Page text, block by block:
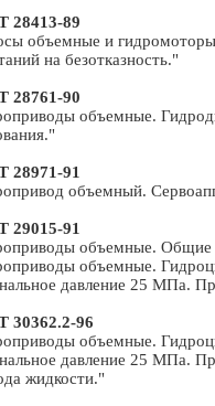
28413-89
объемные и
на безотказность."
28761-90
объемные.
28971-91
объемный.
29015-91
объемные.
объемные.
давление 25 МПа.
30362.2-96
объемные.
давление 25 МПа.
жидкости."